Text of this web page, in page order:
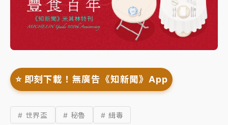
⭐️ 即刻下載！無廣告《知新聞》App
# 世界盃 # 秘魯 # 緝毒